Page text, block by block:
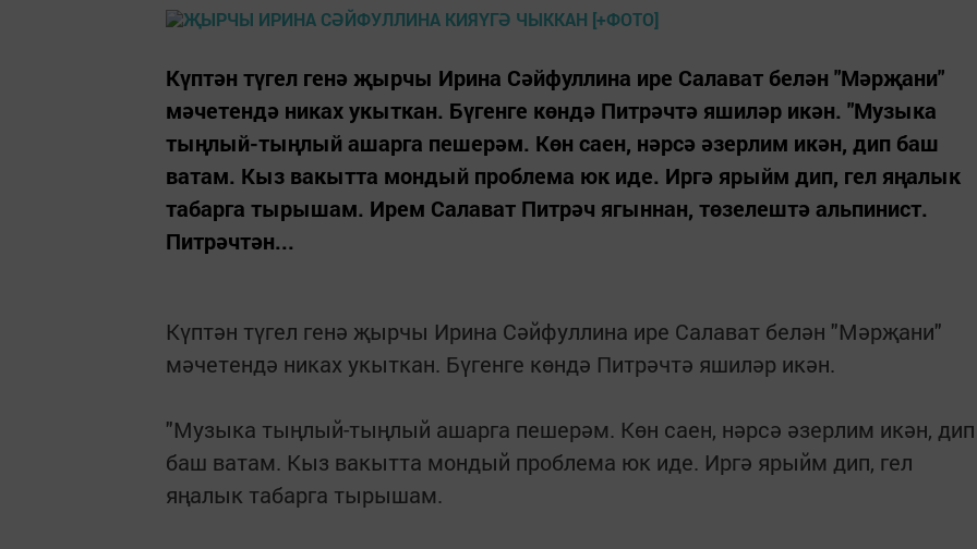
Күптән түгел генә җырчы Ирина Сәйфуллина ире Салават белән "Мәрҗани"
мәчетендә никах укыткан. Бүгенге көндә Питрәчтә яшиләр икән. "Музыка
тыңлый-тыңлый ашарга пешерәм. Көн саен, нәрсә әзерлим икән, дип баш
ватам. Кыз вакытта мондый проблема юк иде. Иргә ярыйм дип, гел яңалык
табарга тырышам. Ирем Салават Питрәч ягыннан, төзелештә альпинист.
Питрәчтән...
Күптән түгел генә җырчы Ирина Сәйфуллина ире Салават белән "Мәрҗани"
мәчетендә никах укыткан. Бүгенге көндә Питрәчтә яшиләр икән.
"Музыка тыңлый-тыңлый ашарга пешерәм. Көн саен, нәрсә әзерлим икән, дип
баш ватам. Кыз вакытта мондый проблема юк иде. Иргә ярыйм дип, гел
яңалык табарга тырышам.